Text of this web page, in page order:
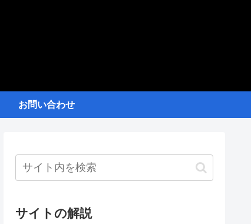
お問い合わせ
サイトの解説